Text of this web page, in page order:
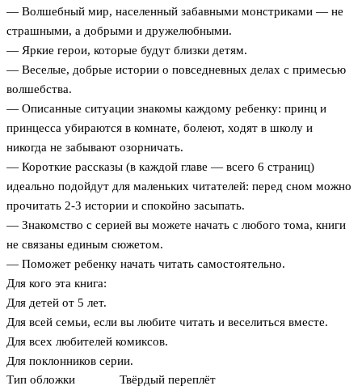
— Волшебный мир, населенный забавными монстриками — не
страшными, а добрыми и дружелюбными.
— Яркие герои, которые будут близки детям.
— Веселые, добрые истории о повседневных делах с примесью
волшебства.
— Описанные ситуации знакомы каждому ребенку: принц и
принцесса убираются в комнате, болеют, ходят в школу и
никогда не забывают озорничать.
— Короткие рассказы (в каждой главе — всего 6 страниц)
идеально подойдут для маленьких читателей: перед сном можно
прочитать 2-3 истории и спокойно засыпать.
— Знакомство с серией вы можете начать с любого тома, книги
не связаны единым сюжетом.
— Поможет ребенку начать читать самостоятельно.
Для кого эта книга:
Для детей от 5 лет.
Для всей семьи, если вы любите читать и веселиться вместе.
Для всех любителей комиксов.
Для поклонников серии.
Тип обложки
Твёрдый переплёт